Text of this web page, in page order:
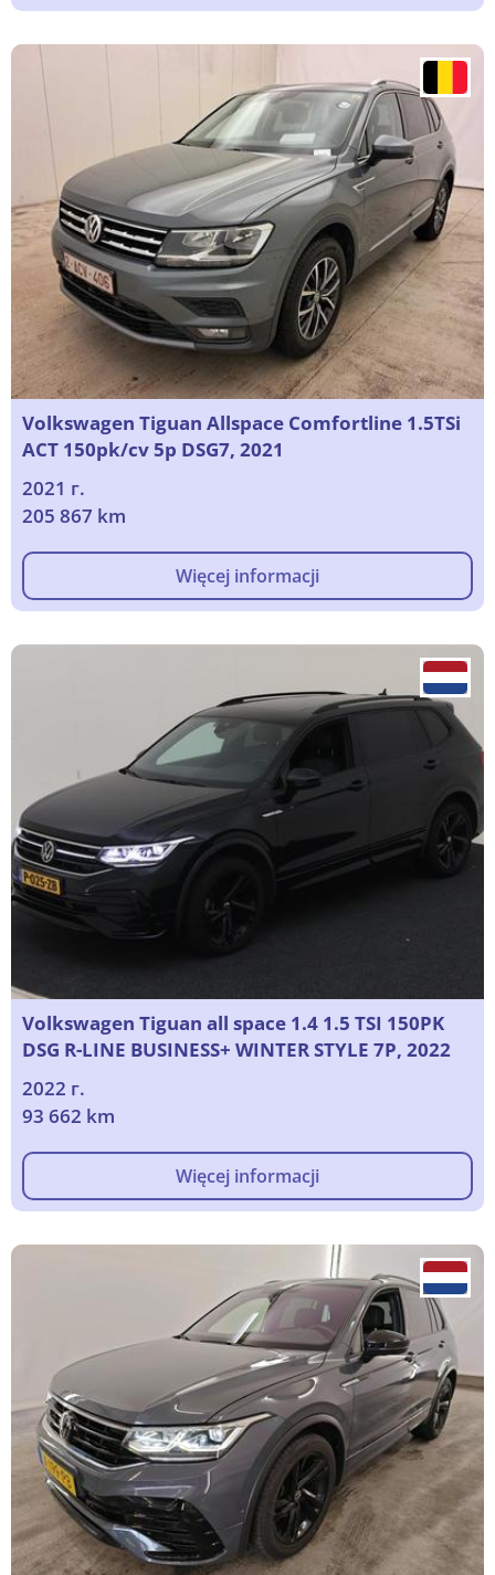
Volkswagen Tiguan Allspace Comfortline 1.5TSi
ACT 150pk/cv 5p DSG7, 2021
2021 г.
205 867 km
Więcej informacji
Volkswagen Tiguan all space 1.4 1.5 TSI 150PK
DSG R-LINE BUSINESS+ WINTER STYLE 7P, 2022
2022 г.
93 662 km
Więcej informacji